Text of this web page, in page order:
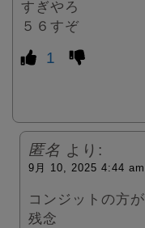
すぎやろ
５６すぞ
1
匿名 より:
9月 10, 2025 4:44 am
コンジットの方
残念